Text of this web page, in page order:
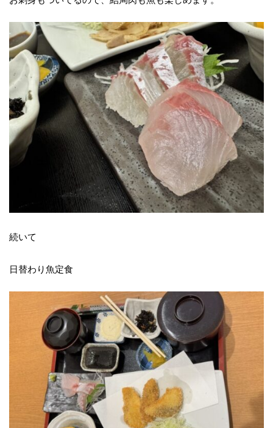
続いて
日替わり魚定食